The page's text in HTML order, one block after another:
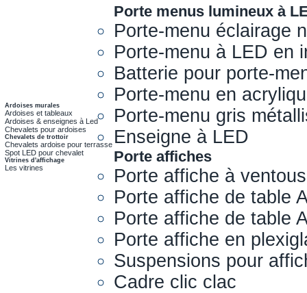
Ardoises murales
Ardoises et tableaux
Ardoises & enseignes à Led
Chevalets pour ardoises
Chevalets de trottoir
Chevalets ardoise pour terrasse
Spot LED pour chevalet
Vitrines d'affichage
Les vitrines
Porte menus lumineux à
Porte-menu éclairage
Porte-menu à LED en
Batterie pour porte-
Porte-menu en
Porte-menu gris
Enseigne à LED
Porte affiches
Porte affiche à
Porte affiche de table
Porte affiche de table
Porte affiche en
Suspensions pour
Cadre clic clac